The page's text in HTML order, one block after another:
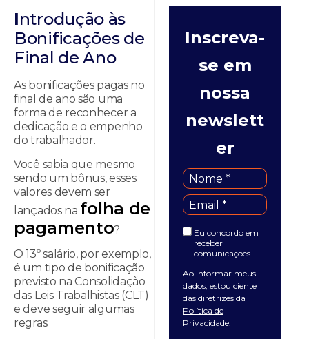
Introdução às
Bonificações de
Final de Ano
As bonificações pagas no
final de ano são uma
forma de reconhecer a
dedicação e o empenho
do trabalhador.
Você sabia que mesmo
sendo um bônus, esses
valores devem ser
lançados na folha de
pagamento?
O 13º salário, por exemplo,
é um tipo de bonificação
previsto na Consolidação
das Leis Trabalhistas (CLT)
e deve seguir algumas
regras.
Inscreva-
se em
nossa
newslett
er
Eu concordo em
receber
comunicações.
Ao informar meus
dados, estou ciente
das diretrizes da
Política de
Privacidade.